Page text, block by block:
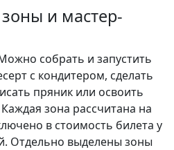
и мастер-
собрать и запустить
с кондитером, сделать
пряник или освоить
зона рассчитана на
в стоимость билета у
Отдельно выделены зоны